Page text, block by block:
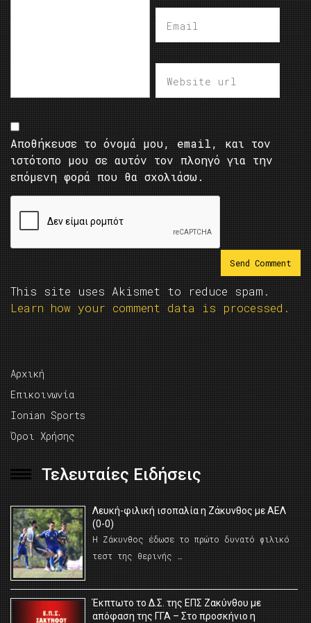
Αποθήκευσε το όνομά μου, email, και τον
ιστότοπο μου σε αυτόν τον πλοηγό για την
επόμενη φορά που θα σχολιάσω.
This site uses Akismet to reduce spam.
Learn how your comment data is processed.
Αρχική
Επικοινωνία
Ionian Sports
Όροι Χρήσης
Τελευταίες Ειδήσεις
Λευκή-φιλική ισοπαλία η Ζάκυνθος με ΑΕΛ
(0-0)
Η Ζάκυνθος έδωσε το πρώτο δυνατό φιλικό
τεστ της θερινής …
Έκπτωτο το Δ.Σ. της ΕΠΣ Ζακύνθου με
απόφαση της ΓΓΑ – Στο προσκήνιο η